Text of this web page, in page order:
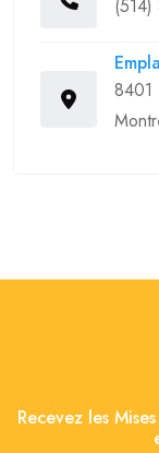
(514)
8401
Recevez les